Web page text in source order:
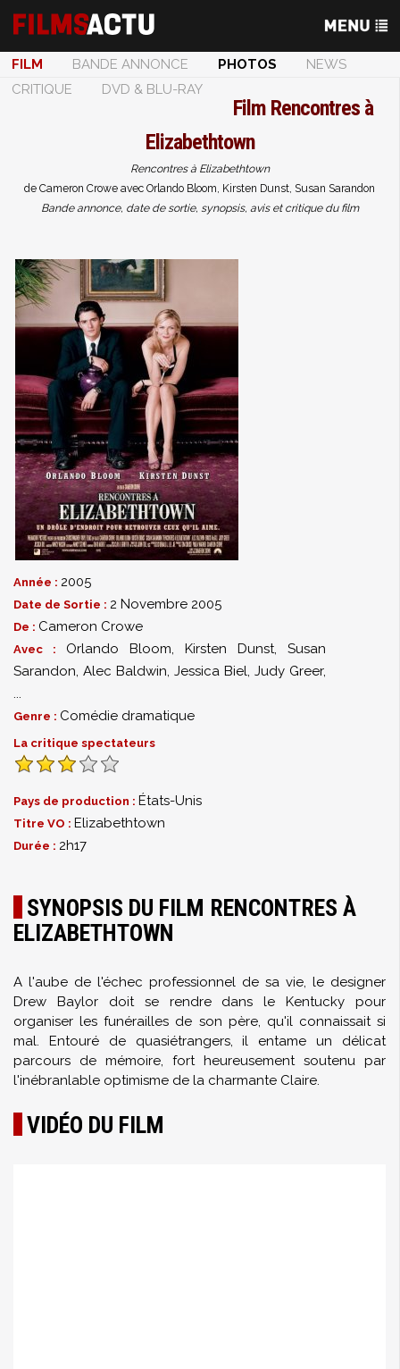
FILM BANDE ANNONCE PHOTOS
NEWS
CRITIQUE
DVD & BLU-RAY
Film Rencontres à
Elizabethtown
Rencontres à Elizabethtown
de Cameron Crowe avec Orlando Bloom, Kirsten Dunst, Susan Sarandon
Bande annonce, date de sortie, synopsis, avis et critique du film
Année : 2005
Date de Sortie : 2 Novembre 2005
De : Cameron Crowe
Avec : Orlando Bloom, Kirsten Dunst, Susan
Sarandon, Alec Baldwin, Jessica Biel, Judy Greer,
...
Genre : Comédie dramatique
La critique spectateurs
Pays de production : États-Unis
Titre VO : Elizabethtown
Durée : 2h17
SYNOPSIS DU FILM RENCONTRES À
ELIZABETHTOWN
A l'aube de l'échec professionnel de sa vie, le designer
Drew Baylor doit se rendre dans le Kentucky pour
organiser les funérailles de son père, qu'il connaissait si
mal. Entouré de quasiétrangers, il entame un délicat
parcours de mémoire, fort heureusement soutenu par
l'inébranlable optimisme de la charmante Claire.
VIDÉO DU FILM